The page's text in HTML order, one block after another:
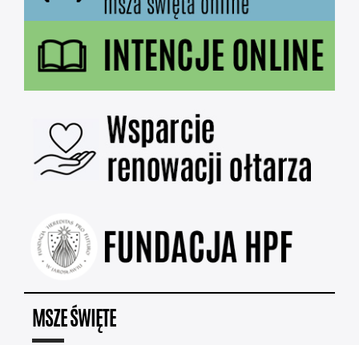
MSZE ŚWIĘTE